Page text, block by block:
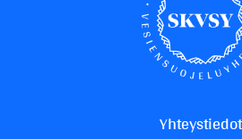
Yhteystiedot